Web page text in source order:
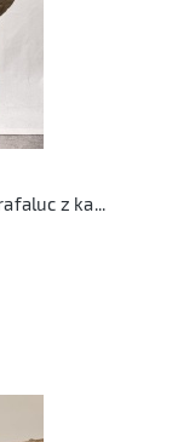
Oliwkowa kurtka pikowana ZARA trafaluc z kapturem XS/S